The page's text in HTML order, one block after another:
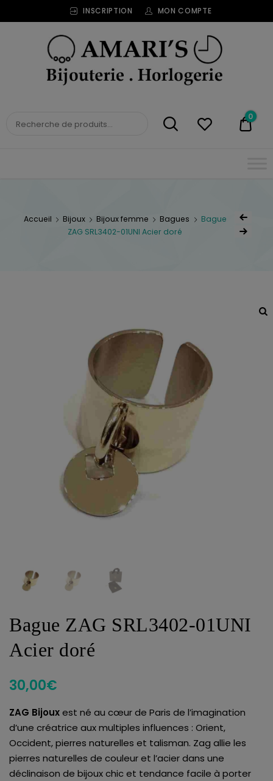
INSCRIPTION MON COMPTE
BIJOUTERIE
0
Accueil Bijoux Bijoux femme Bagues
Bague
ZAG SRL3402-01UNI Acier doré
Bague ZAG SRL3402-01UNI
Acier doré
30,00€
ZAG Bijouxest né au cœur de Paris de l’imagination
d’une créatrice aux multiples influences : Orient,
Occident, pierres naturelles et talisman. Zag allie les
pierres naturelles de couleur et l’acier dans une
déclinaison de bijoux chic et tendance facile à porter